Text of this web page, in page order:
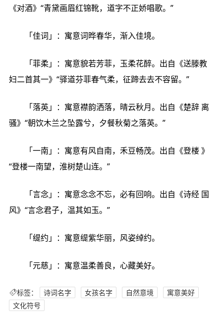
《对酒》“青黛画眉红锦靴，道字不正娇唱歌。”
「佳词」：寓意词晔春华，渐入佳境。
「菲柔」：寓意貌若芳菲，玉柔花醉。出自《送滕教
妇二首其一》“驿道芬菲春气柔，征蹄去去不容留。”
「落英」：寓意襟韵洒落，晴云秋月。出自《楚辞 离
骚》“朝饮木兰之坠露兮，夕餐秋菊之落英。”
「一南」：寓意有风自南，禾豆畅茂。出自《登楼 》
“登楼一南望，淮树楚山连。”
「言念」：寓意念念不忘，必有回响。出自《诗经 国
风》“言念君子，温其如玉。”
「缇约」：寓意缇紫华丽，风姿绰约。
「元慈」：寓意温柔善良，心藏美好。
标签： 诗词名字 女孩名字 自然意境
寓意美好
文化符号